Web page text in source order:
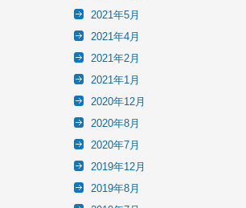
2021年5月
2021年4月
2021年2月
2021年1月
2020年12月
2020年8月
2020年7月
2019年12月
2019年8月